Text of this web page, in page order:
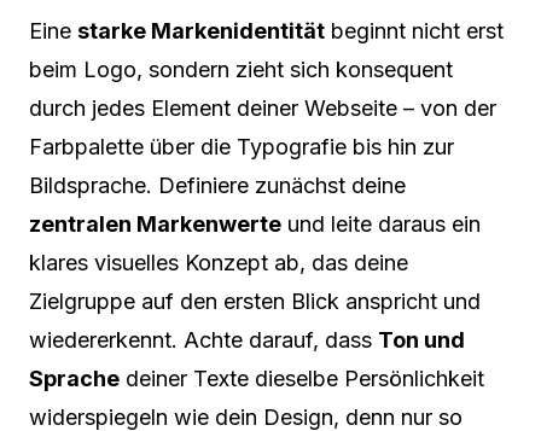
Eine starke Markenidentität beginnt nicht erst
beim Logo, sondern zieht sich konsequent
durch jedes Element deiner Webseite – von der
Farbpalette über die Typografie bis hin zur
Bildsprache. Definiere zunächst deine
zentralen Markenwerte und leite daraus ein
klares visuelles Konzept ab, das deine
Zielgruppe auf den ersten Blick anspricht und
wiedererkennt. Achte darauf, dass Ton und
Sprache deiner Texte dieselbe Persönlichkeit
widerspiegeln wie dein Design, denn nur so